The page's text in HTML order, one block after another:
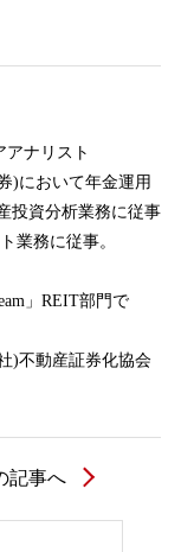
アナリスト
)において年金運用
投資分析業務に従事
業務に従事。
」REIT部門で
)不動産証券化協会
記事へ